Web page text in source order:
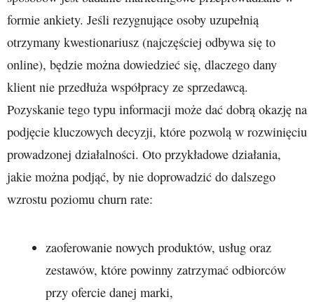
formie ankiety. Jeśli rezygnujące osoby uzupełnią
otrzymany kwestionariusz (najczęściej odbywa się to
online), będzie można dowiedzieć się, dlaczego dany
klient nie przedłuża współpracy ze sprzedawcą.
Pozyskanie tego typu informacji może dać dobrą okazję na
podjęcie kluczowych decyzji, które pozwolą w rozwinięciu
prowadzonej działalności. Oto przykładowe działania,
jakie można podjąć, by nie doprowadzić do dalszego
wzrostu poziomu churn rate:
zaoferowanie nowych produktów, usług oraz
zestawów, które powinny zatrzymać odbiorców
przy ofercie danej marki,